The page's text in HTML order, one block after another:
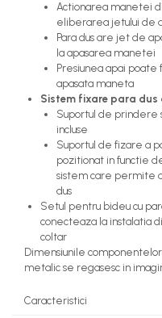
Actionarea manetei
eliberarea jetului de
Para dus are jet de
la apasarea manetei
Presiunea apai
apasata maneta
Sistem fixare para
Suportul de prindere
incluse
Suportul de fizare a
pozitionat in functie
sistem care permite
dus
Setul pentru bideu cu
conecteaza la instalatia
coltar
Dimensiunile
metalic se regasesc in
Caracteristici